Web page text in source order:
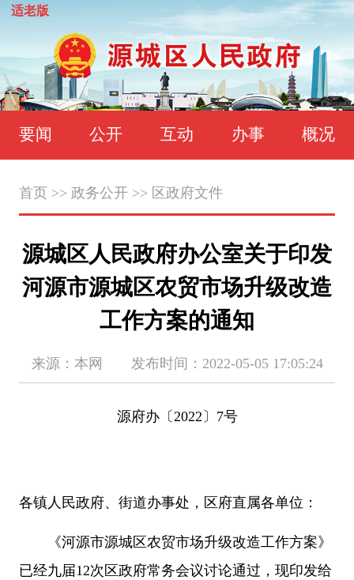
适老版
要闻 公开 互动 办事 概况
首页 >> 政务公开>> 区政府文件
源城区人民政府办公室关于印发
河源市源城区农贸市场升级改造
工作方案的通知
来源：本网 发布时间：2022-05-05 17:05:24
源府办〔2022〕7号
各镇人民政府、街道办事处，区府直属各单位：
《河源市源城区农贸市场升级改造工作方案》
已经九届12次区政府常务会议讨论通过，现印发给